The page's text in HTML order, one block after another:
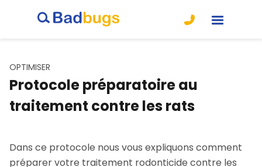
OPTIMISER
Protocole préparatoire au
traitement contre les rats
Dans ce protocole nous vous expliquons comment
préparer votre traitement rodonticide contre les